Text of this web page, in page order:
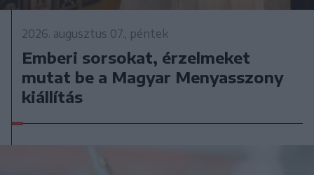
2026. augusztus 07., péntek
Emberi sorsokat, érzelmeket
mutat be a Magyar Menyasszony
kiállítás